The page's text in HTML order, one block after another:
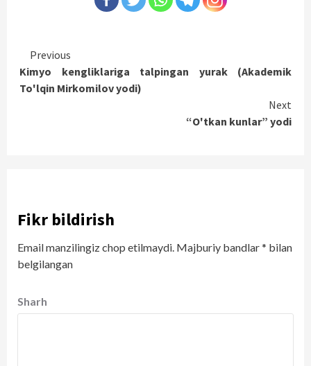
Continue
Reading
Previous
Kimyo kengliklariga talpingan yurak (Akademik
To'lqin Mirkomilov yodi)
Next
“O'tkan kunlar” yodi
Fikr bildirish
Email manzilingiz chop etilmaydi. Majburiy bandlar* bilan
belgilangan
Sharh